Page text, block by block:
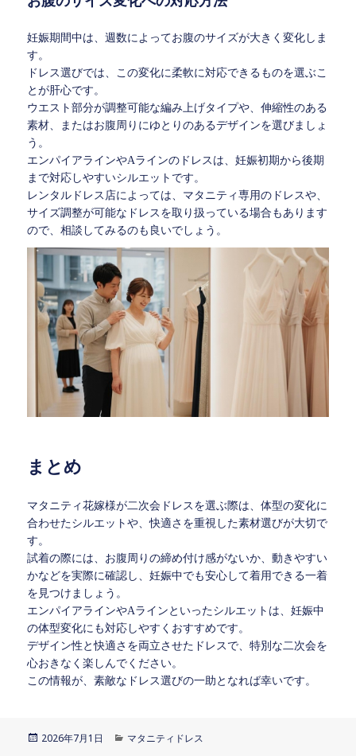
妊娠期間中は、週数によってお腹のサイズが大きく変化しま
す。
ドレス選びでは、この変化に柔軟に対応できるものを選ぶこ
とが肝心です。
ウエスト部分が調整可能な編み上げタイプや、伸縮性のある
素材、またはお腹周りにゆとりのあるデザインを選びましょ
う。
エンパイアラインやAラインのドレスは、妊娠初期から後期
まで対応しやすいシルエットです。
レンタルドレス店によっては、マタニティ専用のドレスや、
サイズ調整が可能なドレスを取り扱っている場合もあります
ので、相談してみるのも良いでしょう。
まとめ
マタニティ花嫁様が二次会ドレスを選ぶ際は、体型の変化に
合わせたシルエットや、快適さを重視した素材選びが大切で
す。
試着の際には、お腹周りの締め付け感がないか、動きやすい
かなどを実際に確認し、妊娠中でも安心して着用できる一着
を見つけましょう。
エンパイアラインやAラインといったシルエットは、妊娠中
の体型変化にも対応しやすくおすすめです。
デザイン性と快適さを両立させたドレスで、特別な二次会を
心おきなく楽しんでください。
この情報が、素敵なドレス選びの一助となれば幸いです。
投
2026年7月1日
カ
マタニティドレス